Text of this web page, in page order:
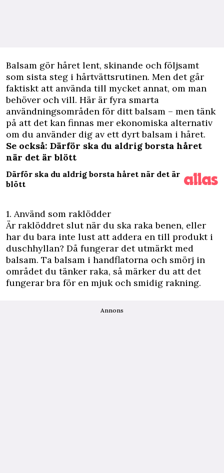
Balsam gör håret lent, skinande och följsamt
som sista steg i hårtvättsrutinen. Men det går
faktiskt att använda till mycket annat, om man
behöver och vill. Här är fyra smarta
användningsområden för ditt balsam – men tänk
på att det kan finnas mer ekonomiska alternativ
om du använder dig av ett dyrt balsam i håret.
Se också: Därför ska du aldrig borsta håret
när det är blött
Därför ska du aldrig borsta håret när det är
blött
1. Använd som raklödder
Är raklöddret slut när du ska raka benen, eller
har du bara inte lust att addera en till produkt i
duschhyllan? Då fungerar det utmärkt med
balsam. Ta balsam i handflatorna och smörj in
området du tänker raka, så märker du att det
fungerar bra för en mjuk och smidig rakning.
Annons